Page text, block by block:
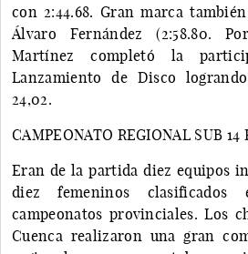
con 2:44.68. Gran marca
Álvaro Fernández (2:58.80.
Martínez completó la
Lanzamiento de Disco
24,02.
CAMPEONATO REGIONAL SUB 14
Eran de la partida diez equipos
diez femeninos clasificados
campeonatos provinciales. Los
Cuenca realizaron una gran